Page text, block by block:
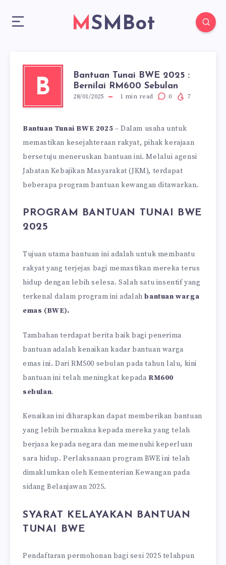
MSMBot
B
Bantuan Tunai BWE 2025 :
Bernilai RM600 Sebulan
28/01/2025 1 min read 0 7
Bantuan Tunai BWE 2025 – Dalam usaha untuk
memastikan kesejahteraan rakyat, pihak kerajaan
bersetuju meneruskan bantuan ini. Melalui agensi
Jabatan Kebajikan Masyarakat (JKM), terdapat
beberapa program bantuan kewangan ditawarkan.
PROGRAM BANTUAN TUNAI BWE
2025
Tujuan utama bantuan ini adalah untuk membantu
rakyat yang terjejas bagi memastikan mereka terus
hidup dengan lebih selesa. Salah satu insentif yang
terkenal dalam program ini adalahbantuan warga
emas (BWE).
Tambahan terdapat berita baik bagi penerima
bantuan adalah kenaikan kadar bantuan warga
emas ini. Dari RM500 sebulan pada tahun lalu, kini
bantuan ini telah meningkat kepada RM600
sebulan.
Kenaikan ini diharapkan dapat memberikan bantuan
yang lebih bermakna kepada mereka yang telah
berjasa kepada negara dan memenuhi keperluan
sara hidup. Perlaksanaan program BWE ini telah
dimaklumkan oleh Kementerian Kewangan pada
sidang Belanjawan 2025.
SYARAT KELAYAKAN BANTUAN
TUNAI BWE
Pendaftaran permohonan bagi sesi 2025 telahpun